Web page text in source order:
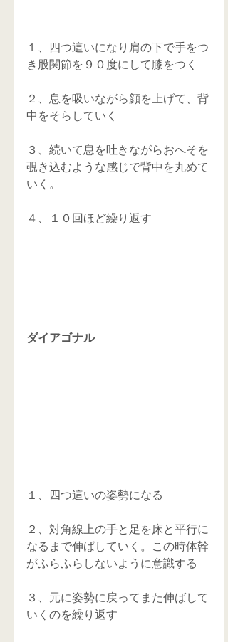
１、四つ這いになり肩の下で手をつ
き股関節を９０度にして膝をつく
２、息を吸いながら顔を上げて、背
中をそらしていく
３、続いて息を吐きながらおへそを
覗き込むような感じで背中を丸めて
いく。
４、１０回ほど繰り返す
ダイアゴナル
１、四つ這いの姿勢になる
２、対角線上の手と足を床と平行に
なるまで伸ばしていく。この時体幹
がふらふらしないように意識する
３、元に姿勢に戻ってまた伸ばして
いくのを繰り返す